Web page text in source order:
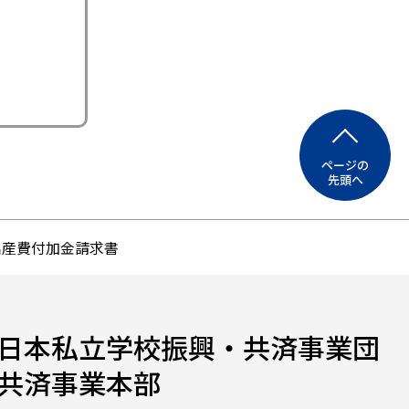
ページの
先頭へ
費付加金請求書
日本私立学校振興・共済事業団
済事業本部